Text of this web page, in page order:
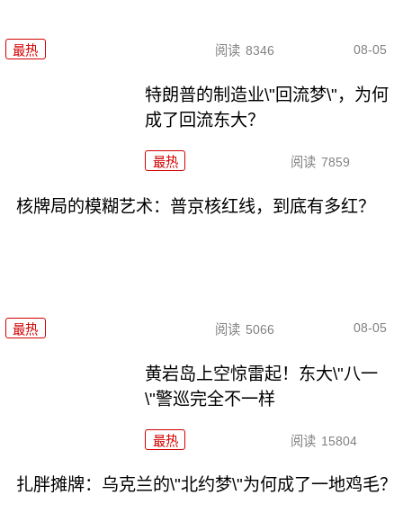
最热 阅读 8346 08-05
特朗普的制造业\"回流梦\"，为何
成了回流东大？
最热 阅读 7859
核牌局的模糊艺术：普京核红线，到底有多红？
最热 阅读 5066 08-05
黄岩岛上空惊雷起！东大\"八一
\"警巡完全不一样
最热 阅读 15804
扎胖摊牌：乌克兰的\"北约梦\"为何成了一地鸡毛？